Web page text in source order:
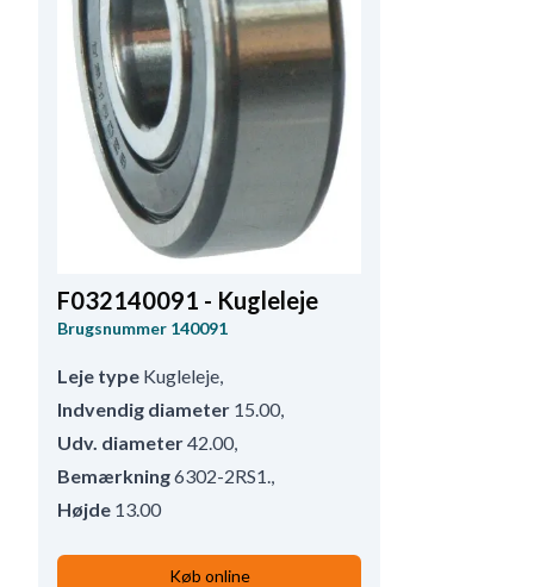
F032140091 - Kugleleje
Brugsnummer 140091
Leje type Kugleleje
Indvendig diameter 15.00,
Udv. diameter42.00,
Bemærkning6302-2RS1.
Højde 13.00
Køb online